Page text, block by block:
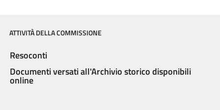
ATTIVITÀ DELLA COMMISSIONE
Resoconti
Documenti versati all'Archivio storico disponibili
online